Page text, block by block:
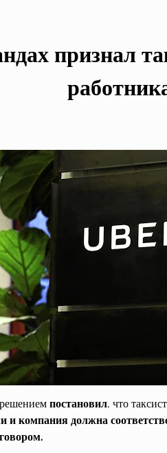
признал
постановил, что
компания должна